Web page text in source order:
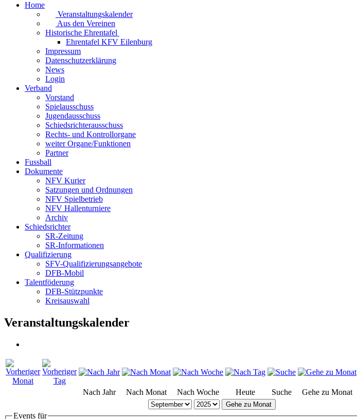
Home
Veranstaltungskalender
Aus den Vereinen
Historische Ehrentafel
Ehrentafel KFV Eilenburg
Impressum
Datenschutzerklärung
News
Login
Verband
Vorstand
Spielausschuss
Jugendausschuss
Schiedsrichterausschuss
Rechts- und Kontrollorgane
weiter Organe/Funktionen
Partner
Fussball
Dokumente
NFV Kurier
Satzungen und Ordnungen
NFV Spielbetrieb
NFV Hallenturniere
Archiv
Schiedsrichter
SR-Zeitung
SR-Informationen
Qualifizierung
SFV-Qualifizierungsangebote
DFB-Mobil
Talentföderung
DFB-Stützpunkte
Kreisauswahl
Veranstaltungskalender
Nach Jahr Nach Monat Nach Woche Heute Suche Gehe zu Monat
Gehe zu Monat
Events für